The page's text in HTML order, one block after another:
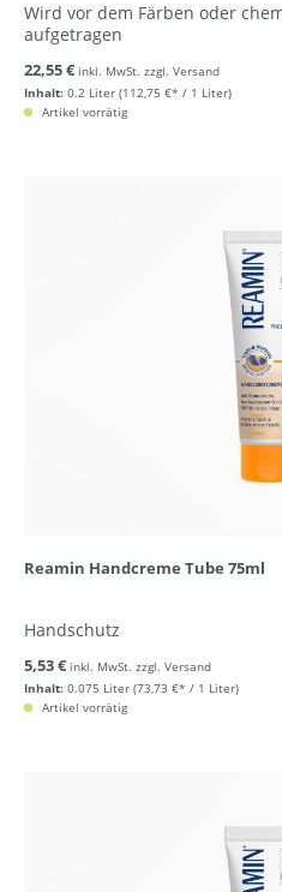
Wird vor dem Färben oder
aufgetragen
Inhalt: 0.2 Liter (112,75 €* / 1 Liter)
22,55 € inkl. MwSt. zzgl. Versand
Artikel vorrätig
Reamin Handcreme Tube 75ml
Handschutz
Inhalt: 0.075 Liter (73,73 €* / 1 Liter)
5,53 € inkl. MwSt. zzgl. Versand
Artikel vorrätig